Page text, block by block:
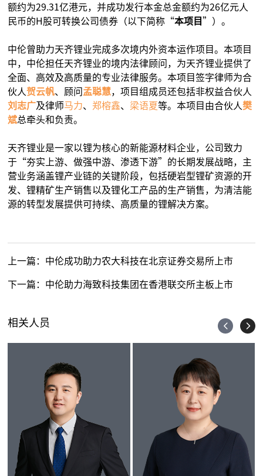
额约为29.31亿港元，并成功发行本金总金额约为26亿元人
民币的H股可转换公司债券（以下简称“本项目”）。
中伦曾助力天齐锂业完成多次境内外资本运作项目。本项目
中，中伦担任天齐锂业的境内法律顾问，为天齐锂业提供了
全面、高效及高质量的专业法律服务。本项目签字律师为合
伙人贺云帆、顾问 孟聪慧，项目组成员还包括非权益合伙人
刘志广及律师马力、郑榕鑫、 梁语夏等。本项目由合伙人樊
斌总牵头和负责。
天齐锂业是一家以锂为核心的新能源材料企业，公司致力
于“夯实上游、做强中游、渗透下游”的长期发展战略，主
营业务涵盖锂产业链的关键阶段，包括硬岩型锂矿资源的开
发、锂精矿生产销售以及锂化工产品的生产销售，为清洁能
源的转型发展提供可持续、高质量的锂解决方案。
上一篇： 中伦成功助力农大科技在北京证券交易所上市
下一篇： 中伦助力海致科技集团在香港联交所主板上市
相关人员